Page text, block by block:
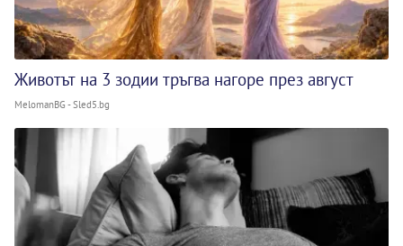
Животът на 3 зодии тръгва нагоре през август
MelomanBG - Sled5.bg